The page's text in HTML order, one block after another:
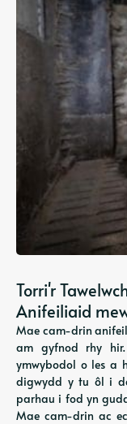
Torri'r
Anifeiliaid
Mae cam-drin
am gyfnod rhy
ymwybodol o les a
digwydd y tu ôl i
parhau i fod yn
Mae cam-drin ac